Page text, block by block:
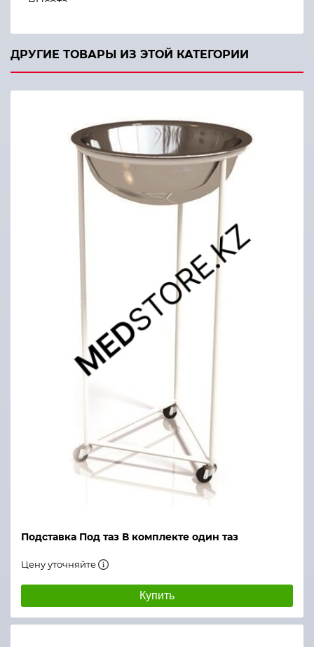
Диаметр таза 360 мм
ДРУГИЕ ТОВАРЫ ИЗ ЭТОЙ КАТЕГОРИИ
Подставка Под таз В комплекте один таз
Цену уточняйте
Купить